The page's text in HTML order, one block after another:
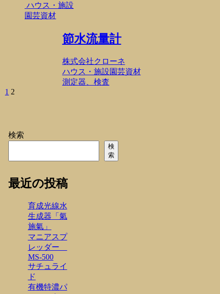
ハウス・施設
園芸資材
節水流量計
株式会社クローネ
ハウス・施設園芸資材
測定器、検査
前
1 2
検索
検
索
最近の投稿
育成光線水
生成器「氣
施氣」
マニアスプ
レッダー
MS-500
サチュライ
ド
有機特濃パ